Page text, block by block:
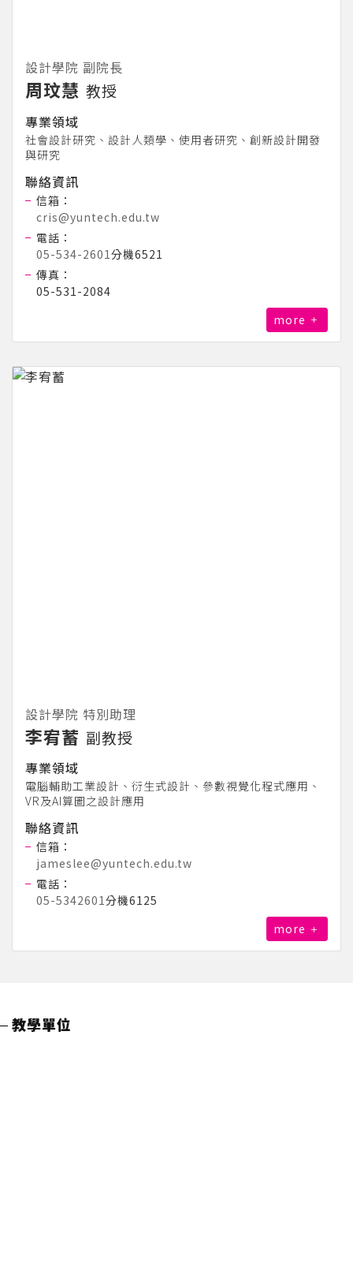
設計學院 副院長
周玟慧 教授
專業領域
社會設計研究、設計人類學、使用者研究、創新設計開發
與研究
聯絡資訊
信箱：
cris@yuntech.edu.tw
電話：
05-534-2601 分機6521
傳真：
05-531-2084
more
設計學院 特別助理
李宥蓄 副教授
專業領域
電腦輔助工業設計、衍生式設計、參數視覺化程式應用、
VR及AI算圖之設計應用
聯絡資訊
信箱：
jameslee@yuntech.edu.tw
電話：
05-5342601 分機6125
more
教學單位